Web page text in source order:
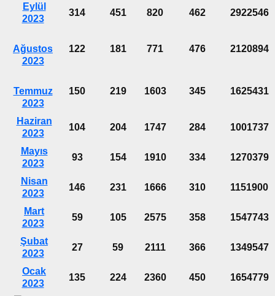
Eylül
2023
314 451 820 462 2922546
Ağustos
2023
122 181 771 476 2120894
Temmuz
2023
150 219 1603 345 1625431
Haziran
2023
104 204 1747 284 1001737
Mayıs
2023
93 154 1910 334 1270379
Nisan
2023
146 231 1666 310 1151900
Mart
2023
59 105 2575 358 1547743
Şubat
2023
27 59 2111 366 1349547
Ocak
2023
135 224 2360 450 1654779